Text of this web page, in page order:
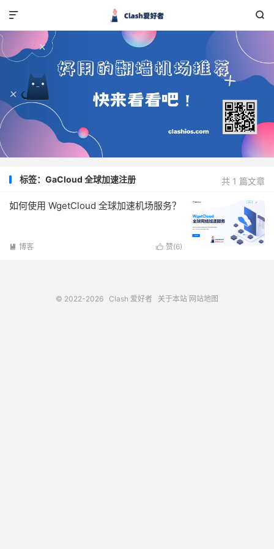


共 1 篇文章
标签：GaCloud 全球加速注册
如何使用 WgetCloud 全球加速机场服务？
 赞(6)
 博客
© 2022-2026 Clash 爱好者 关于本站 网站地图